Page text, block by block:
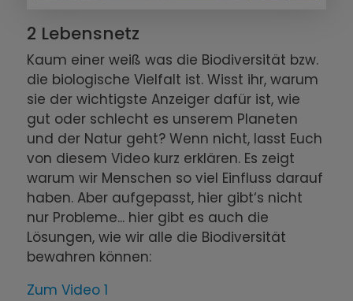
2 Lebensnetz
Kaum einer weiß was die Biodiversität bzw.
die biologische Vielfalt ist. Wisst ihr, warum
sie der wichtigste Anzeiger dafür ist, wie
gut oder schlecht es unserem Planeten
und der Natur geht? Wenn nicht, lasst Euch
von diesem Video kurz erklären. Es zeigt
warum wir Menschen so viel Einfluss darauf
haben. Aber aufgepasst, hier gibt‘s nicht
nur Probleme... hier gibt es auch die
Lösungen, wie wir alle die Biodiversität
bewahren können:
Zum Video 1